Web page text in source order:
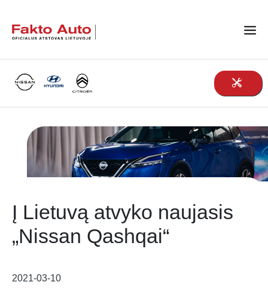
Main Navigation
Į Lietuvą atvyko naujasis
„Nissan Qashqai“
2021-03-10